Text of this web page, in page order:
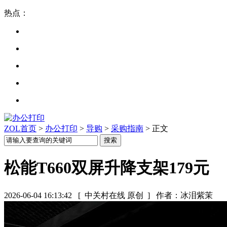
热点：
ZOL首页 > 办公打印 > 导购 > 采购指南 > 正文
松能T660双屏升降支架179元
2026-06-04 16:13:42 [ 中关村在线 原创 ] 作者：冰泪紫茉